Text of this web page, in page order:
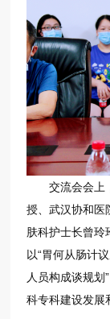
交流会会上
授、武汉协和医
肤科护士长曾玲
以“胃何从肠计
人员构成谈规划
科专科建设发展